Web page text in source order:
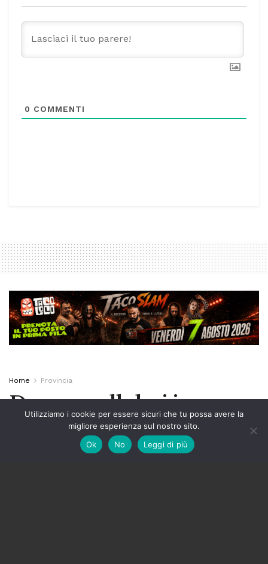
0 COMMENTI
Home Provincia
Droga e cellulari in
carcere: sei arresti,
coinvolta anche la
Utilizziamo i cookie per essere sicuri che tu possa avere la
migliore esperienza sul nostro sito.
Ok
No Leggi di più